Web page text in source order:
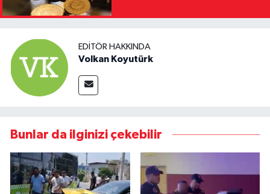
EDITÖR HAKKINDA
Volkan Koyutürk
Bunlar da ilginizi çekebilir